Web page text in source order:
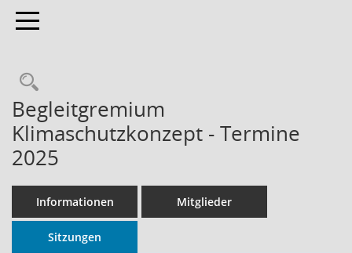
Toggle navigation
Rechercheauswahl
Begleitgremium
Klimaschutzkonzept - Termine
2025
Informationen Mitglieder
Sitzungen